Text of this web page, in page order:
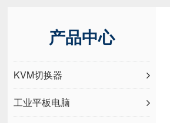
产品中心
KVM切换器
工业平板电脑